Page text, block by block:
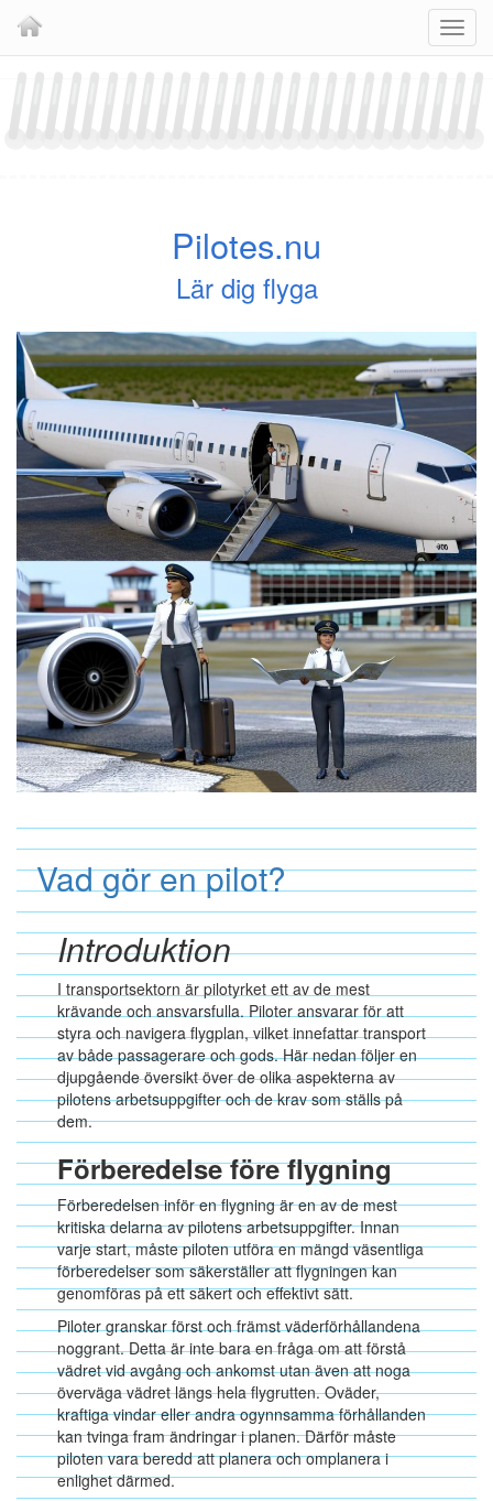
content
Pilotes.nu
Lär dig flyga
Vad gör en pilot?
Introduktion
I transportsektorn är pilotyrket ett av de mest
krävande och ansvarsfulla. Piloter ansvarar för att
styra och navigera flygplan, vilket innefattar transport
av både passagerare och gods. Här nedan följer en
djupgående översikt över de olika aspekterna av
pilotens arbetsuppgifter och de krav som ställs på
dem.
Förberedelse före flygning
Förberedelsen inför en flygning är en av de mest
kritiska delarna av pilotens arbetsuppgifter. Innan
varje start, måste piloten utföra en mängd väsentliga
förberedelser som säkerställer att flygningen kan
genomföras på ett säkert och effektivt sätt.
Piloter granskar först och främst väderförhållandena
noggrant. Detta är inte bara en fråga om att förstå
vädret vid avgång och ankomst utan även att noga
överväga vädret längs hela flygrutten. Oväder,
kraftiga vindar eller andra ogynnsamma förhållanden
kan tvinga fram ändringar i planen. Därför måste
piloten vara beredd att planera och omplanera i
enlighet därmed.